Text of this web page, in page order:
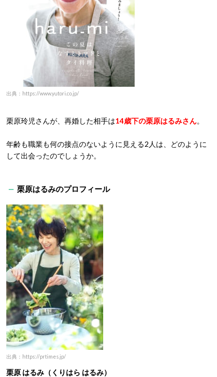
出典：https://www.yutori.co.jp/
栗原玲児さんが、再婚した相手は14歳下の栗原はるみさん。
年齢も職業も何の接点のないように見える2人は、どのように
して出会ったのでしょうか。
栗原はるみのプロフィール
出典：https://prtimes.jp/
栗原 はるみ（くりはら はるみ）